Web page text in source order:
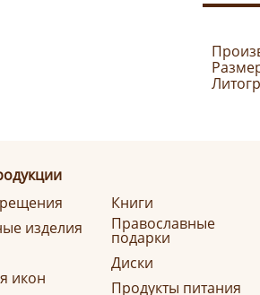
изделия
икон
Книги
Православные
подарки
Диски
Продукты питания